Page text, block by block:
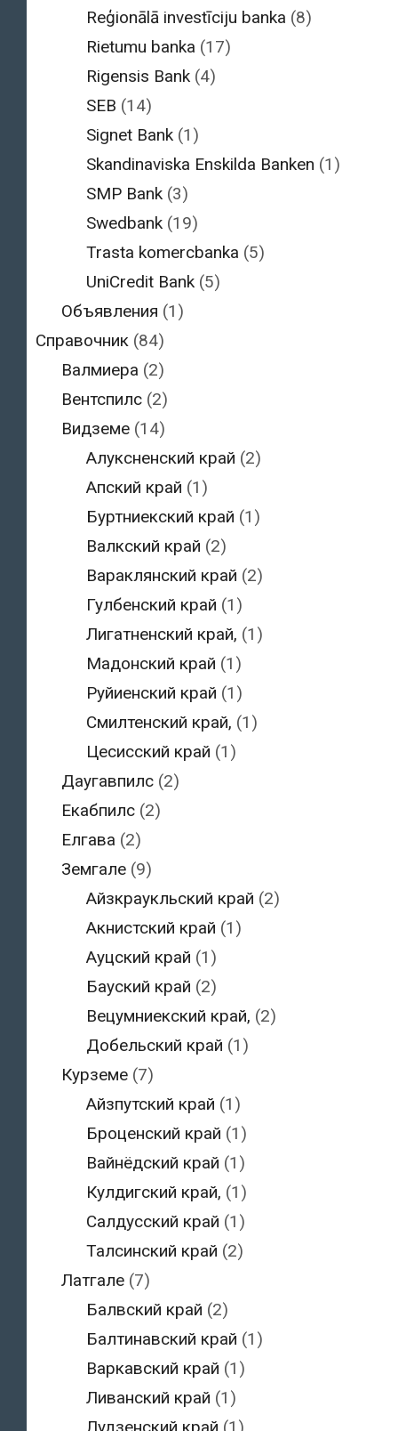
Reģionālā investīciju banka (8)
Rietumu banka (17)
Rigensis Bank (4)
SEB (14)
Signet Bank (1)
Skandinaviska Enskilda Banken (1)
SMP Bank (3)
Swedbank (19)
Trasta komercbanka (5)
UniCredit Bank (5)
Объявления (1)
Справочник (84)
Валмиера (2)
Вентспилс(2)
Видземе(14)
Алуксненский край (2)
Апский край (1)
Буртниекский край (1)
Валкский край (2)
Вараклянский край (2)
Гулбенский край (1)
Лигатненский край, (1)
Мадонский край (1)
Руйиенский край (1)
Смилтенский край, (1)
Цесисский край (1)
Даугавпилс(2)
Екабпилс(2)
Елгава (2)
Земгале(9)
Айзкраукльский край (2)
Акнистский край (1)
Ауцский край (1)
Бауский край (2)
Вецумниекский край, (2)
Добельский край (1)
Курземе(7)
Айзпутский край (1)
Броценский край (1)
Вайнёдский край (1)
Кулдигский край, (1)
Салдусский край (1)
Талсинский край (2)
Латгале(7)
Балвский край (2)
Балтинавский край (1)
Варкавский край (1)
Ливанский край (1)